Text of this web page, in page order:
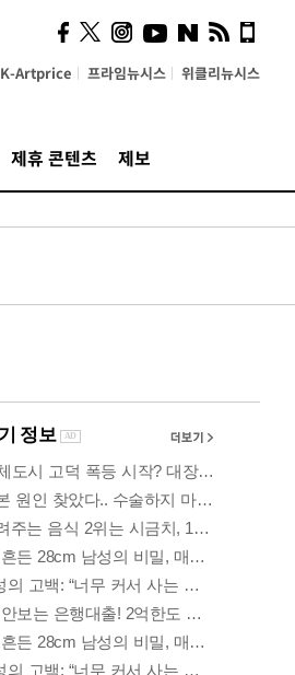
K-Artprice 프라임뉴시스 위클리뉴시스
제휴 콘텐츠 제보
사이 해답 찾았죠"…알을
깨고 나온 '초자아'